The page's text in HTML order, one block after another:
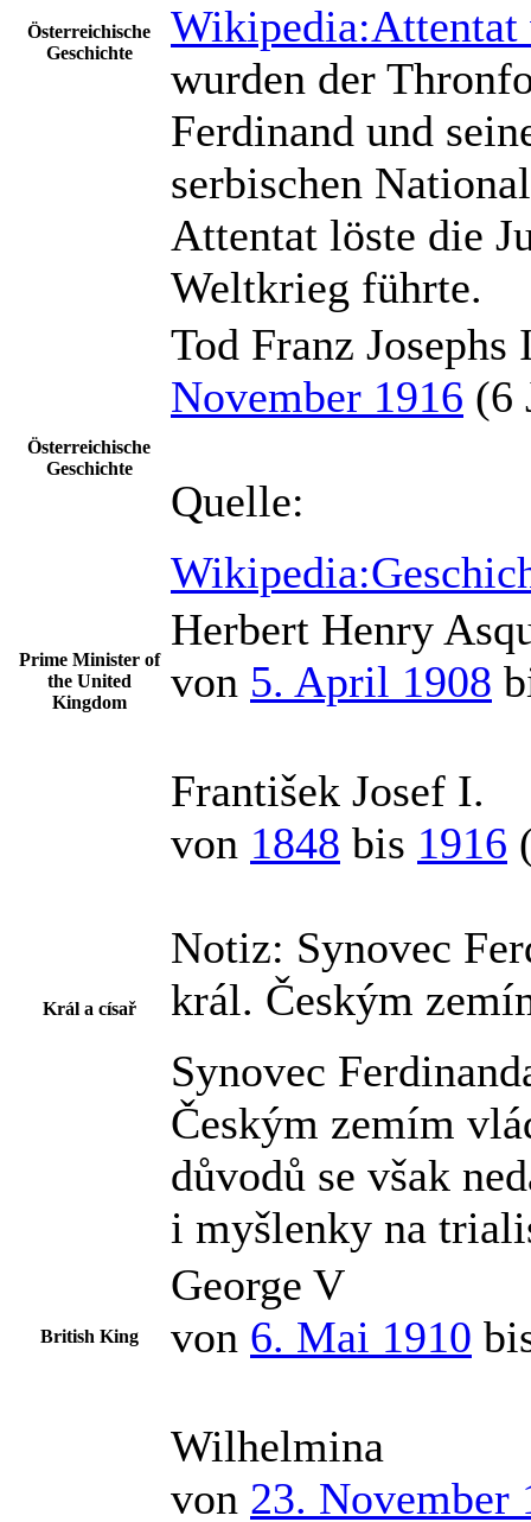
Österreichische
Geschichte
Wikipedia:Attentat
wurden der
Ferdinand und
serbischen
Attentat löste die
Weltkrieg führte.
Österreichische
Geschichte
Tod Franz
November 1916 (6
Quelle:
Prime Minister of
the United
Kingdom
Herbert Henry
von 5. April 1908
Král a císař
František Josef I.
von 1848 bis 1916
Notiz: Synovec
král. Českým
Synovec
Českým zemím
důvodů se však
i myšlenky na
British King
George V
von 6. Mai 1910
Wilhelmina
von 23. November